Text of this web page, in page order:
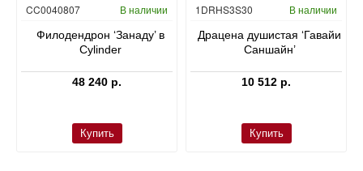
CC0040807 В наличии
Филодендрон ‘Занаду’ в
Cylinder
48 240 р.
Купить
Гидропоника
1DRHS3S30 В наличии
Драцена душистая ‘Гавайи
Саншайн’
10 512 р.
Купить